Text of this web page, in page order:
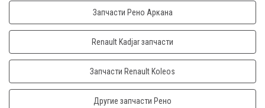
Запчасти Рено Аркана
Renault Kadjar запчасти
Запчасти Renault Koleos
Другие запчасти Рено